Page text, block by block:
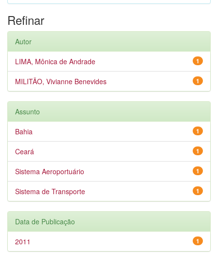
Refinar
Autor
1
LIMA, Mônica de Andrade
1
MILITÃO, Vivianne Benevides
Assunto
1
Bahia
1
Ceará
1
Sistema Aeroportuário
1
Sistema de Transporte
Data de Publicação
1
2011